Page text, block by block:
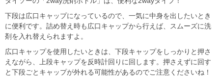
下段は広口キャップになっているので、一気に中身を出したいとき
に便利です。詰め替え時も広口キャップから行えば、スムーズに洗
剤を入れ替えられますよ。
広口キャップを使用したいときは、下段キャップをしっかりと押さ
えながら、上段キャップを反時計回りに回します。押さえずに回す
と下段ごとキャップが外れる可能性があるのでご注意くださいね！